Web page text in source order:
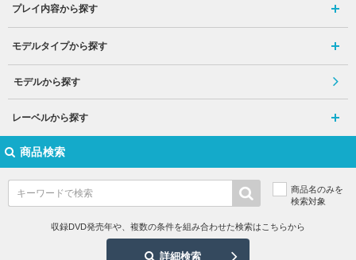
プレイ内容から探す
モデルタイプから探す
モデルから探す
レーベルから探す
商品検索
商品名のみを
検索対象
収録DVD発売年や、複数の条件を組み合わせた検索はこちらから
詳細検索